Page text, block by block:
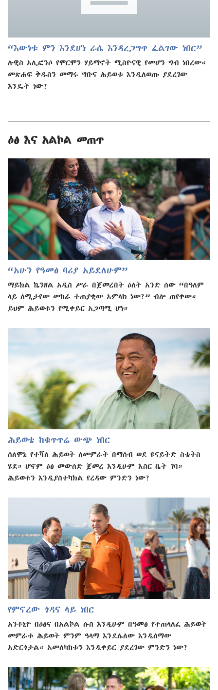
“እውነቱ ምን እንደሆነ ራሴ እንዳረጋግጥ ፈልገው ነበር”
ሉዊስ አሊፎንሶ የሞርሞን ሃይማኖት ሚስዮናዊ የመሆን ግብ ነበረው።
መጽሐፍ ቅዱስን መማሩ ግቡና ሕይወቱ እንዲለወጡ ያደረገው
እንዴት ነው?
ዕፅ እና አልኮል መጠጥ
“አሁን የዓመፅ ባሪያ አይደለሁም”
ማይክል ኬንዘል አዲስ ሥራ በጀመረበት ዕለት አንድ ሰው “በዓለም
ላይ ለሚታየው መከራ ተጠያቂው አምላክ ነው?” ብሎ ጠየቀው።
ይህም ሕይወቱን የሚቀይር አጋጣሚ ሆነ።
ሕይወቴ ከቁጥጥሬ ውጭ ነበር
ሰለሞኔ የተሻለ ሕይወት ለመምራት በማሰብ ወደ ዩናይትድ ስቴትስ
ሄደ። ሆኖም ዕፅ መውሰድ ጀመረ እንዲሁም እስር ቤት ገባ።
ሕይወቱን እንዲያስተካክል የረዳው ምንድን ነው?
የምኖረው ጎዳና ላይ ነበር
አንቶኒዮ በዕፅና በአልኮል ሱስ እንዲሁም በዓመፅ የተጠላለፈ ሕይወት
መምራቱ ሕይወት ምንም ዓላማ እንደሌለው እንዲሰማው
አድርጎታል። አመለካከቱን እንዲቀይር ያደረገው ምንድን ነው?